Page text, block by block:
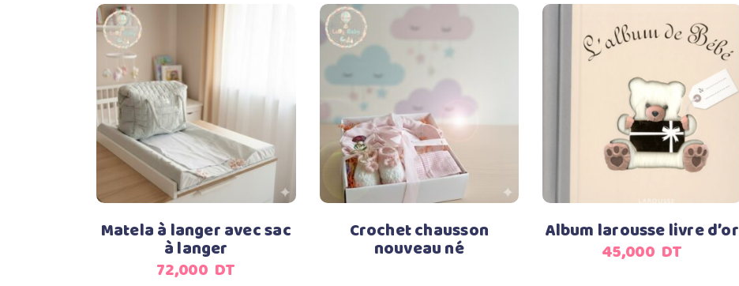
Ajouter au panier
Matela à langer avec sac
à langer
72,000 DT
Lire la suite
Crochet chausson
nouveau né
Ajouter au panier
Album larousse livre d’or
45,000 DT